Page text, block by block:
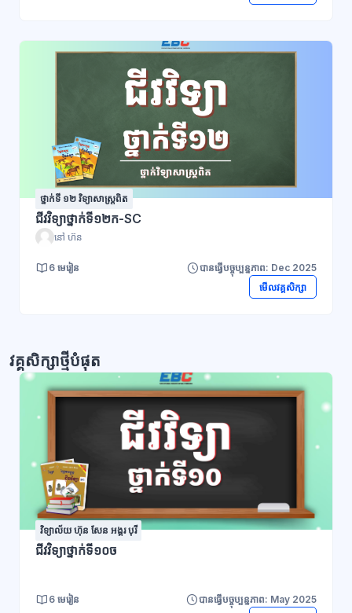
ថ្នាក់ទី ១២ វិទ្យាសាស្រ្តពិត
ជីវវិទ្យាថ្នាក់ទី១២ក-SC
នៅ ហ៊ន
6 មេរៀន
បានធ្វើបច្ចុប្បន្នភាព: Dec 2025
មើលវគ្គសិក្សា
វគ្គសិក្សាថ្មីបំផុត
វិទ្យាល័យ ហ៊ុន សែន អង្គរ បុរី
ជីវវិទ្យាថ្នាក់ទី១០ច
6 មេរៀន
បានធ្វើបច្ចុប្បន្នភាព: May 2025